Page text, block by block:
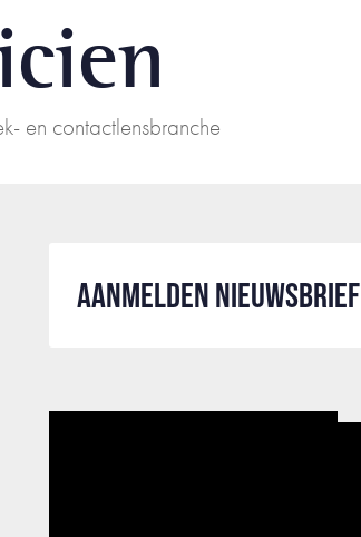
en contactlensbranche
AANMELDEN NIEUWSBRIEF